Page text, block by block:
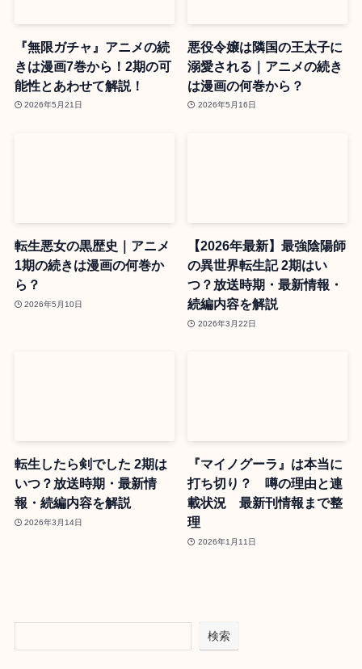
『無限ガチャ』アニメの続
きは漫画7巻から！2期の可
能性とあわせて解説！
2026年5月21日
悪役令嬢は隣国の王太子に
溺愛される｜アニメの続き
は漫画の何巻から？
2026年5月16日
転生悪女の黒歴史｜アニメ
1期の続きは漫画の何巻か
ら？
2026年5月10日
【2026年最新】最強陰陽師
の異世界転生記 2期はい
つ？放送時期・最新情報・
続編内容を解説
2026年3月22日
転生したら剣でした 2期は
いつ？放送時期・最新情
報・続編内容を解説
2026年3月14日
『マイノグーラ』は本当に
打ち切り？ 噂の理由と連
載状況 最新刊情報まで整
理
2026年1月11日
検索